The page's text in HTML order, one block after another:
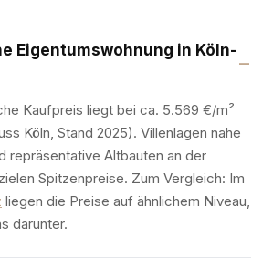
Eigentumswohnung in Köln-
Kaufpreis liegt bei ca. 5.569 €/m²
Köln, Stand 2025). Villenlagen nahe
repräsentative Altbauten an der
Spitzenpreise. Zum Vergleich: Im
liegen die Preise auf ähnlichem Niveau,
darunter.